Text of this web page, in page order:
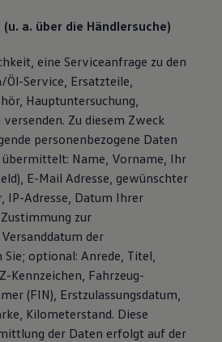
a. über die Händlersuche)
eine Serviceanfrage zu den
Service, Ersatzteile,
Hauptuntersuchung,
versenden. Zu diesem Zweck
personenbezogene Daten
übermittelt: Name, Vorname, Ihr
E-Mail Adresse, gewünschter
IP-Adresse, Datum Ihrer
zur
der
Sie; optional: Anrede, Titel,
Kennzeichen, Fahrzeug-
(FIN), Erstzulassungsdatum,
Kilometerstand. Diese
der Daten erfolgt auf der